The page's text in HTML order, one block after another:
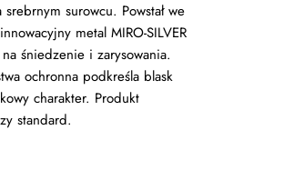
surowcu. Powstał we
metal MIRO-SILVER
śniedzenie i zarysowania.
ochronna podkreśla blask
charakter. Produkt
standard.